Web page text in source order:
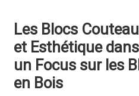
Les Blocs
et Esthétique
un Focus sur les
en Bois